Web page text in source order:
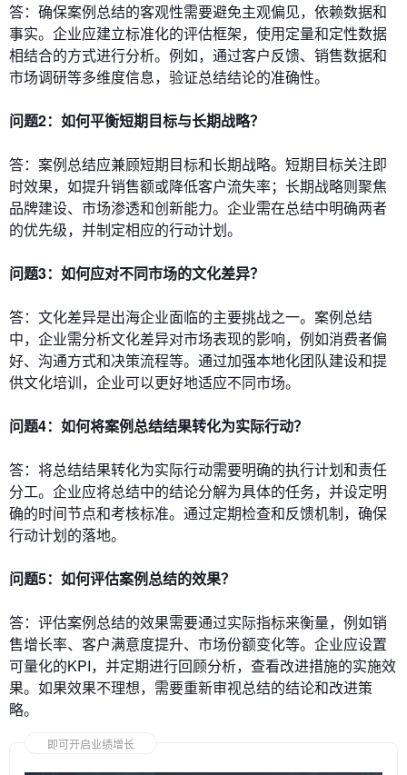
答：确保案例总结的客观性需要避免主观偏见，依赖数据和
事实。企业应建立标准化的评估框架，使用定量和定性数据
相结合的方式进行分析。例如，通过客户反馈、销售数据和
市场调研等多维度信息，验证总结结论的准确性。
问题2：如何平衡短期目标与长期战略？
答：案例总结应兼顾短期目标和长期战略。短期目标关注即
时效果，如提升销售额或降低客户流失率；长期战略则聚焦
品牌建设、市场渗透和创新能力。企业需在总结中明确两者
的优先级，并制定相应的行动计划。
问题3：如何应对不同市场的文化差异？
答：文化差异是出海企业面临的主要挑战之一。案例总结
中，企业需分析文化差异对市场表现的影响，例如消费者偏
好、沟通方式和决策流程等。通过加强本地化团队建设和提
供文化培训，企业可以更好地适应不同市场。
问题4：如何将案例总结结果转化为实际行动？
答：将总结结果转化为实际行动需要明确的执行计划和责任
分工。企业应将总结中的结论分解为具体的任务，并设定明
确的时间节点和考核标准。通过定期检查和反馈机制，确保
行动计划的落地。
问题5：如何评估案例总结的效果？
答：评估案例总结的效果需要通过实际指标来衡量，例如销
售增长率、客户满意度提升、市场份额变化等。企业应设置
可量化的KPI，并定期进行回顾分析，查看改进措施的实施效
果。如果效果不理想，需要重新审视总结的结论和改进策
略。
即可开启业绩增长